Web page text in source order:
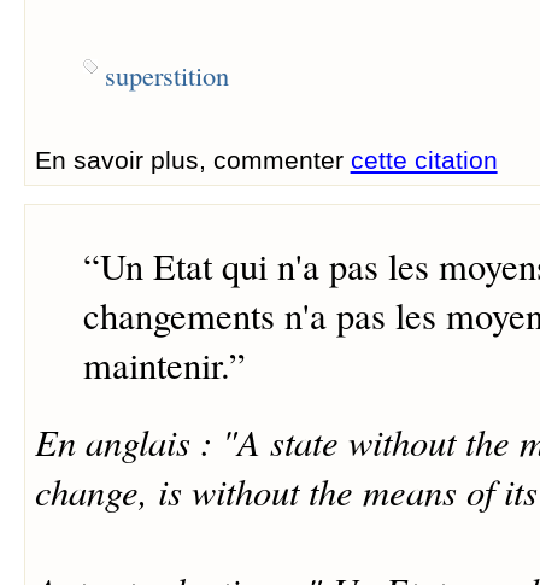
superstition
En savoir plus, commenter cette citation
“Un Etat qui n'a pas les
changements n'a pas les
maintenir.”
En anglais : "A state without the
change, is without the means of